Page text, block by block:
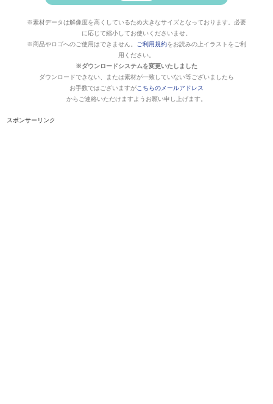
※素材データは解像度を高くしているため大きなサイズとなっております。必要
に応じて縮小してお使いくださいませ。
※商品やロゴへのご使用はできません。
ご利用規約をお読みの上イラストをご利
用ください。
※ダウンロードシステムを変更いたしました
ダウンロードできない、または素材が一致していない等ございましたら
お手数ではございますがこちらのメールアドレス
からご連絡いただけますようお願い申し上げます。
スポンサーリンク